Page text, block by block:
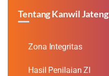
Tentang Kanwil Jateng
Zona Integritas
Hasil Penilaian ZI